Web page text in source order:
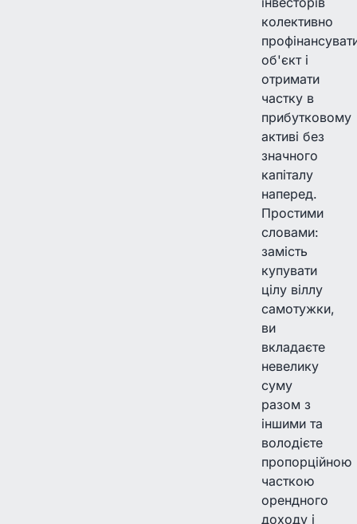
колективно
об'єкт і
отримати
частку в
прибутковому
активі без
значного
капіталу
наперед.
Простими
словами:
замість
купувати
цілу віллу
самотужки,
ви
вкладаєте
невелику
суму
разом з
іншими та
володієте
пропорційною
часткою
орендного
доходу і